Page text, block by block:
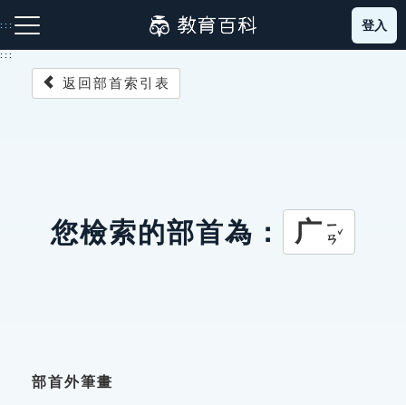
到
主
:::
成語故事
登入
:::
返回部首索引表
您檢索的部首為： 广 ㄧㄢˇ
部首外筆畫